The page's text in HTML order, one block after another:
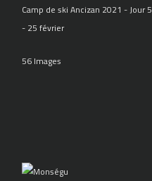
Camp de ski Ancizan 2021 - Jour 5
- 25 février
56 Images